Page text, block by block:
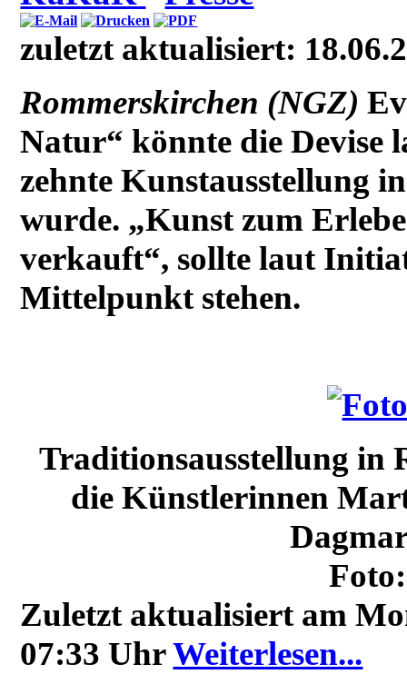
zuletzt aktualisiert:
Rommerskirchen (NGZ)
Natur“ könnte die Devise
zehnte Kunstausstellung
wurde. „Kunst zum
verkauft“, sollte laut
Mittelpunkt stehen.
Traditionsausstellung in
die Künstlerinnen
Zuletzt aktualisiert am
07:33 UhrWeiterlesen...